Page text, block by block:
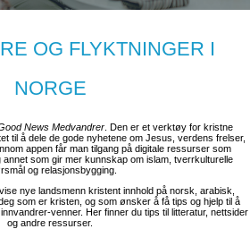
OG FLYKTNINGER I
NORGE
News Medvandrer. Den er et verktøy for kristne
til å dele de gode nyhetene om Jesus, verdens frelser,
appen får man tilgang på digitale ressurser som
som gir mer kunnskap om islam, tverrkulturelle
og relasjonsbygging.
nye landsmenn kristent innhold på norsk, arabisk,
som er kristen, og som ønsker å få tips og hjelp til å
venner. Her finner du tips til litteratur, nettsider
og andre ressurser.